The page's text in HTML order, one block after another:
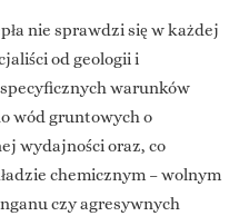
nie sprawdzi się w każdej
od geologii i
warunków
wód gruntowych o
wydajności oraz, co
chemicznym – wolnym
czy agresywnych